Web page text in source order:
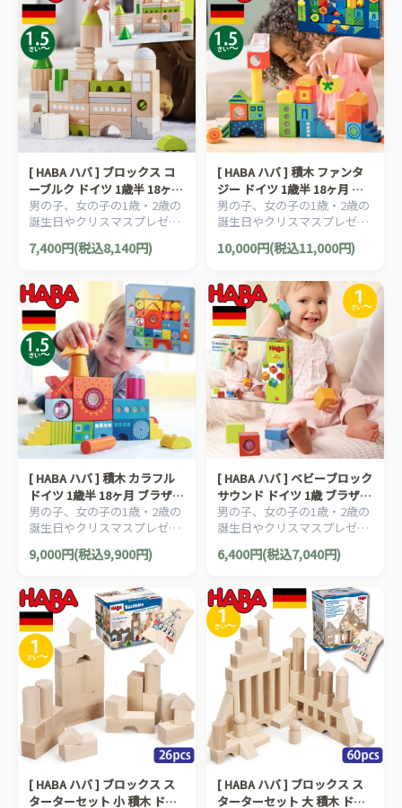
[ HABA ハバ ] ブロックス コ
ーブルク ドイツ 1歳半 18ヶ月
ブラザージョルダン 積み木
パズル ブロック 知育玩具
男の子、女の子の1歳・2歳の
誕生日やクリスマスプレゼン
トにおすすめの、ドイツ
HABA ハバ社の木のおもち
7,400円(税込8,140円)
[ HABA ハバ ] 積木 ファンタ
ジー ドイツ 1歳半 18ヶ月 ブ
ラザージョルダン 積み木 パ
ズル ブロック 知育玩具
男の子、女の子の1歳・2歳の
誕生日やクリスマスプレゼン
トにおすすめの、ドイツ
HABA ハバ社の木のおもち
10,000円(税込11,000円)
[ HABA ハバ ] 積木 カラフル
ドイツ 1歳半 18ヶ月 ブラザー
ジョルダン 積み木 パズル ブ
ロック 知育玩具
男の子、女の子の1歳・2歳の
誕生日やクリスマスプレゼン
トにおすすめの、ドイツ
HABA ハバ社の木のおもち
9,000円(税込9,900円)
[ HABA ハバ ] ベビーブロック
サウンド ドイツ 1歳 ブラザー
ジョルダン 積み木 パズル ブ
ロック 知育玩具
男の子、女の子の1歳・2歳の
誕生日やクリスマスプレゼン
トにおすすめの、ドイツ
HABA ハバ社の木のおもち
6,400円(税込7,040円)
[ HABA ハバ ] ブロックス ス
ターターセット 小 積木 ドイ
[ HABA ハバ ] ブロックス ス
ターターセット 大 積木 ドイ